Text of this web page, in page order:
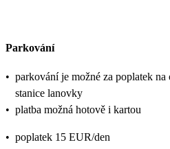
Parkování
• parkování je možné za poplatek
stanice lanovky
• platba možná hotově i kartou
• poplatek 15 EUR/den